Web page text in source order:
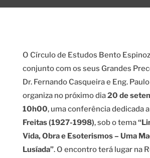
O Círculo de Estudos Bento
conjunto com os seus Grandes
Dr. Fernando Casqueira e Eng.
organiza no próximo dia20 de
10h00, uma conferência dedicada a
Freitas (1927-1998), sob o tema
Vida, Obra e Esoterismos – Uma
Lusíada”. O encontro terá lugar na